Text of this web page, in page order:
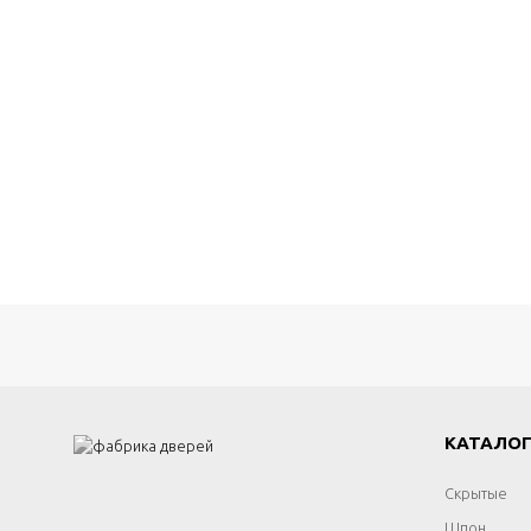
КАТАЛОГ
Скрытые
Шпон